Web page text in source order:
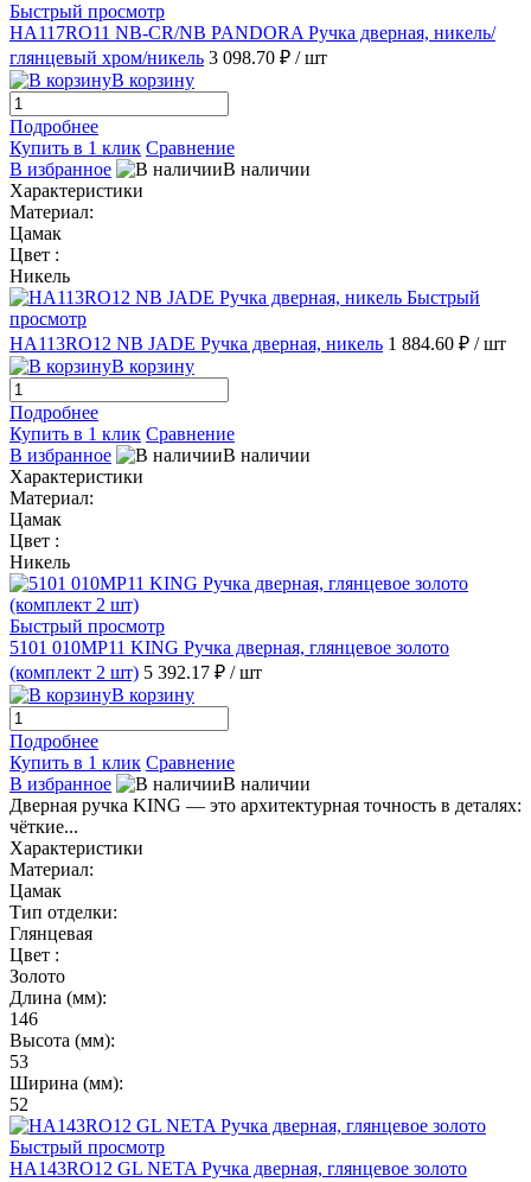
Быстрый просмотр
HA117RO11 NB-CR/NB PANDORA Ручка дверная, никель/
глянцевый хром/никель 3 098.70 ₽ / шт
В корзину
Подробнее
Купить в 1 клик Сравнение
В избранное
В наличии
Характеристики
Материал:
Цамак
Цвет :
Никель
Быстрый
просмотр
HA113RO12 NB JADE Ручка дверная, никель 1 884.60 ₽ / шт
В корзину
Подробнее
Купить в 1 клик Сравнение
В избранное
В наличии
Характеристики
Материал:
Цамак
Цвет :
Никель
Быстрый просмотр
5101 010MP11 KING Ручка дверная, глянцевое золото
(комплект 2 шт) 5 392.17 ₽ / шт
В корзину
Подробнее
Купить в 1 клик Сравнение
В избранное
В наличии
Дверная ручка KING — это архитектурная точность в деталях:
чёткие...
Характеристики
Материал:
Цамак
Тип отделки:
Глянцевая
Цвет :
Золото
Длина (мм):
146
Высота (мм):
53
Ширина (мм):
52
Быстрый просмотр
HA143RO12 GL NETA Ручка дверная, глянцевое золото